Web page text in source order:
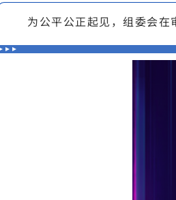
为公平公正起见，组委会在